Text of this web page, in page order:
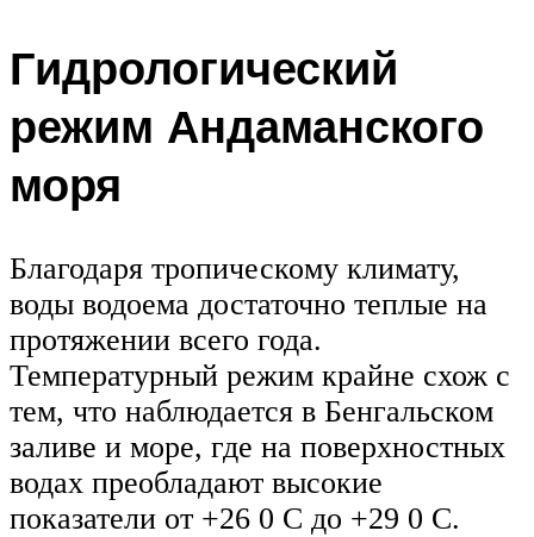
Гидрологический
режим Андаманского
моря
Благодаря тропическому климату,
воды водоема достаточно теплые на
протяжении всего года.
Температурный режим крайне схож с
тем, что наблюдается в Бенгальском
заливе и море, где на поверхностных
водах преобладают высокие
показатели от +26 0 C до +29 0 C.